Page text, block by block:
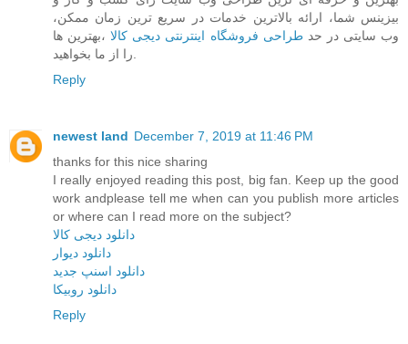
بیزینس شما، ارائه بالاترین خدمات در سریع ترین زمان ممکن،
وب سایتی در حدطراحی فروشگاه اینترنتی دیجی کالا،بهترین ها
Reply
newest land December 7, 2019 at 11:46 PM
thanks for this nice sharing
I really enjoyed reading this post, big fan. Keep up the good
work andplease tell me when can you publish more articles
or where can I read more on the subject?
دانلود دیجی کالا
دانلود دیوار
دانلود اسنپ جدید
دانلود روبیکا
Reply